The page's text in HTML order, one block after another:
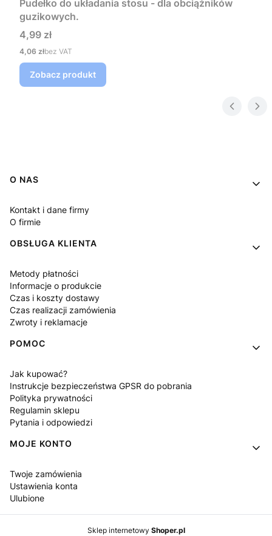
Pudełko do układania stosu - dla obciążników
guzikowych.
Cena
4,99 zł
Cena
4,06 złbez VAT
Zobacz produkt
Linki w stopce
O NAS
Kontakt i dane firmy
O firmie
OBSŁUGA KLIENTA
Metody płatności
Informacje o produkcie
Czas i koszty dostawy
Czas realizacji zamówienia
Zwroty i reklamacje
POMOC
Jak kupować?
Instrukcje bezpieczeństwa GPSR do pobrania
Polityka prywatności
Regulamin sklepu
Pytania i odpowiedzi
MOJE KONTO
Twoje zamówienia
Ustawienia konta
Ulubione
Sklep internetowy Shoper.pl